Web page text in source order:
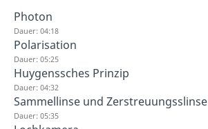
Photon
Dauer: 04:18
Polarisation
Dauer: 05:25
Huygenssches Prinzip
Dauer: 04:32
Sammellinse und Zerstreuungsslinse
Dauer: 05:35